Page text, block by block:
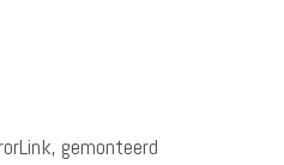
gemonteerd